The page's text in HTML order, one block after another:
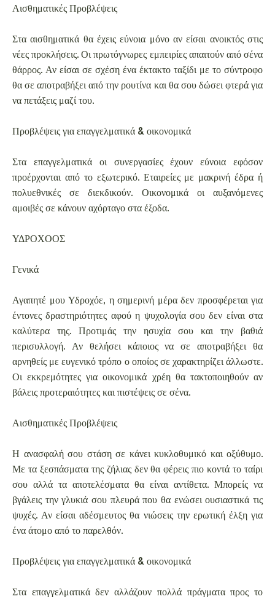
Αισθηματικές Προβλέψεις
Στα αισθηματικά θα έχεις εύνοια μόνο αν είσαι ανοικτός στις
νέες προκλήσεις. Οι πρωτόγνωρες εμπειρίες απαιτούν από σένα
θάρρος. Αν είσαι σε σχέση ένα έκτακτο ταξίδι με το σύντροφο
θα σε αποτραβήξει από την ρουτίνα και θα σου δώσει φτερά για
να πετάξεις μαζί του.
Προβλέψεις για επαγγελματικά & οικονομικά
Στα επαγγελματικά οι συνεργασίες έχουν εύνοια εφόσον
προέρχονται από το εξωτερικό. Εταιρείες με μακρινή έδρα ή
πολυεθνικές σε διεκδικούν. Οικονομικά οι αυξανόμενες
αμοιβές σε κάνουν αχόρταγο στα έξοδα.
ΥΔΡΟΧΟΟΣ
Γενικά
Αγαπητέ μου Υδροχόε, η σημερινή μέρα δεν προσφέρεται για
έντονες δραστηριότητες αφού η ψυχολογία σου δεν είναι στα
καλύτερα της. Προτιμάς την ησυχία σου και την βαθιά
περισυλλογή. Αν θελήσει κάποιος να σε αποτραβήξει θα
αρνηθείς με ευγενικό τρόπο ο οποίος σε χαρακτηρίζει άλλωστε.
Οι εκκρεμότητες για οικονομικά χρέη θα τακτοποιηθούν αν
βάλεις προτεραιότητες και πιστέψεις σε σένα.
Αισθηματικές Προβλέψεις
Η ανασφαλή σου στάση σε κάνει κυκλοθυμικό και οξύθυμο.
Με τα ξεσπάσματα της ζήλιας δεν θα φέρεις πιο κοντά το ταίρι
σου αλλά τα αποτελέσματα θα είναι αντίθετα. Μπορείς να
βγάλεις την γλυκιά σου πλευρά που θα ενώσει ουσιαστικά τις
ψυχές. Αν είσαι αδέσμευτος θα νιώσεις την ερωτική έλξη για
ένα άτομο από το παρελθόν.
Προβλέψεις για επαγγελματικά & οικονομικά
Στα επαγγελματικά δεν αλλάζουν πολλά πράγματα προς το